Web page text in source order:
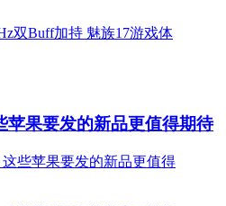
苹果要发的新品更值得期待